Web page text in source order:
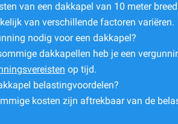
van een dakkapel van 10 meter
van verschillende factoren variëren.
nodig voor een dakkapel?
dakkapellen heb je een
op tijd.
belastingvoordelen?
kosten zijn aftrekbaar van de